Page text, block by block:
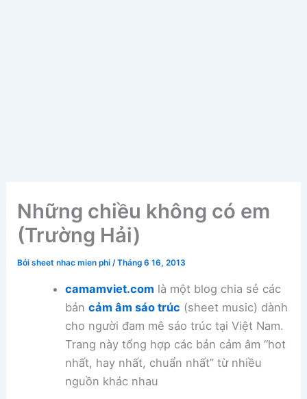
Những chiều không có em
(Trường Hải)
Bởisheet nhac mien phi/Tháng 6 16, 2013
camamviet.com là một blog chia sẻ các
bản cảm âm sáo trúc (sheet music) dành
cho người đam mê sáo trúc tại Việt Nam.
Trang này tổng hợp các bản cảm âm “hot
nhất, hay nhất, chuẩn nhất” từ nhiều
nguồn khác nhau